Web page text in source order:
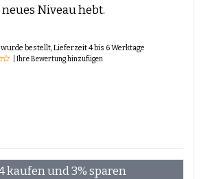
Niveau hebt.
bestellt, Lieferzeit 4 bis 6 Werktage
| Ihre Bewertung hinzufügen
kaufen und 3% sparen